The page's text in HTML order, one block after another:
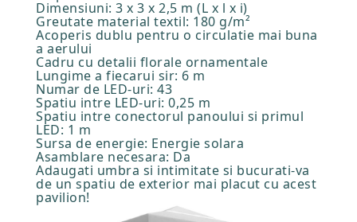
Dimensiuni: 3 x 3 x 2,5 m (L x l x i)
Greutate material textil: 180 g/m²
Acoperis dublu pentru o circulatie mai buna
a aerului
Cadru cu detalii florale ornamentale
Lungime a fiecarui sir: 6 m
Numar de LED-uri: 43
Spatiu intre LED-uri: 0,25 m
Spatiu intre conectorul panoului si primul
LED: 1 m
Sursa de energie: Energie solara
Asamblare necesara: Da
Adaugati umbra si intimitate si bucurati-va
de un spatiu de exterior mai placut cu acest
pavilion!